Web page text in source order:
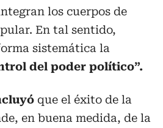
los cuerpos de
En tal sentido,
sistemática la
del poder político”.
que el éxito de la
en buena medida, de la